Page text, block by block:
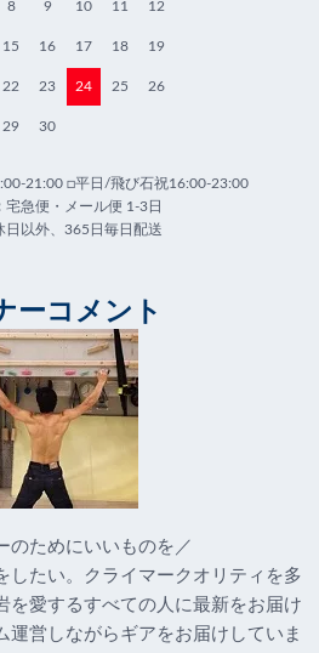
8 9 10 11 12
15 16 17 18 19
22 23 24 25 26
29 30
21:00 □平日/飛び石祝16:00-23:00
宅急便・メール便 1-3日
以外、365日毎日配送
ーコメント
のためにいいものを／
したい。クライマークオリティを多
を愛するすべての人に最新をお届け
運営しながらギアをお届けしていま